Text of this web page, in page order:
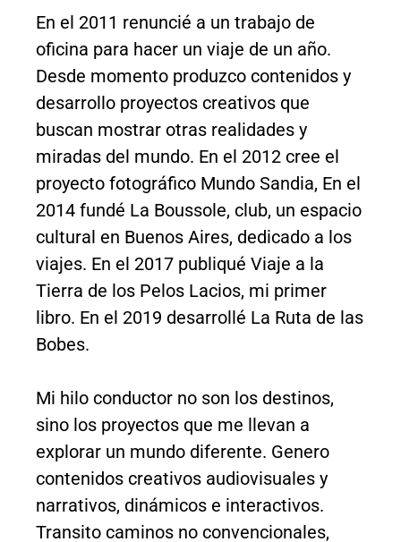
En el 2011 renuncié a un trabajo de
oficina para hacer un viaje de un año.
Desde momento produzco contenidos y
desarrollo proyectos creativos que
buscan mostrar otras realidades y
miradas del mundo. En el 2012 cree el
proyecto fotográfico Mundo Sandia, En el
2014 fundé La Boussole, club, un espacio
cultural en Buenos Aires, dedicado a los
viajes. En el 2017 publiqué Viaje a la
Tierra de los Pelos Lacios, mi primer
libro. En el 2019 desarrollé La Ruta de las
Bobes.
Mi hilo conductor no son los destinos,
sino los proyectos que me llevan a
explorar un mundo diferente. Genero
contenidos creativos audiovisuales y
narrativos, dinámicos e interactivos.
Transito caminos no convencionales,